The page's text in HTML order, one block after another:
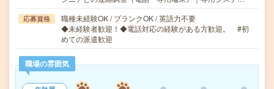
応募資格
職種未経験OK / ブランクOK / 英語力不要
◆未経験者歓迎！◆電話対応の経験がある方歓迎。 #初
めての派遣歓迎
職場の雰囲気